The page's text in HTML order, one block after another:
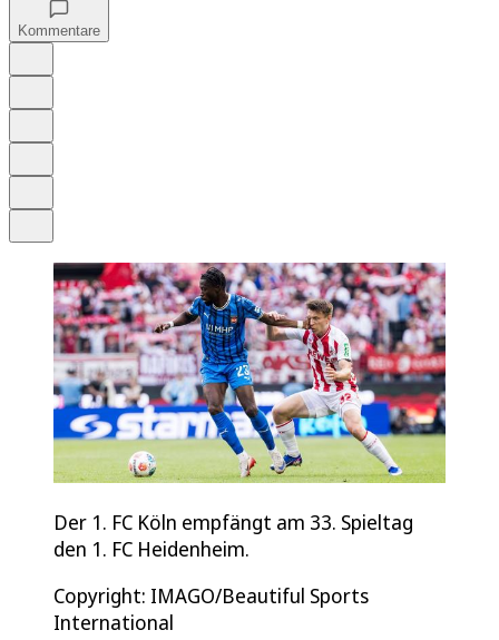
Kommentare
Der 1. FC Köln empfängt am 33. Spieltag
den 1. FC Heidenheim.
Copyright: IMAGO/Beautiful Sports
International